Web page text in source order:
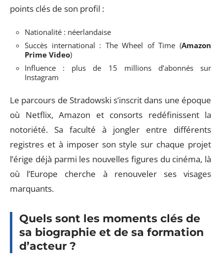
points clés de son profil :
Nationalité : néerlandaise
Succès international : The Wheel of Time (Amazon
Prime Video)
Influence : plus de 15 millions d’abonnés sur
Instagram
Le parcours de Stradowski s’inscrit dans une époque
où Netflix, Amazon et consorts redéfinissent la
notoriété. Sa faculté à jongler entre différents
registres et à imposer son style sur chaque projet
l’érige déjà parmi les nouvelles figures du cinéma, là
où l’Europe cherche à renouveler ses visages
marquants.
Quels sont les moments clés de
sa biographie et de sa formation
d’acteur ?